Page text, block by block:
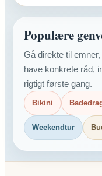
Populære
Gå direkte til
have konkrete råd,
rigtigt første gang.
Bikini
Weekendtur